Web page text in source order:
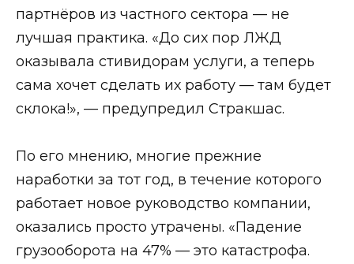
партнёров из частного сектора — не
лучшая практика. «До сих пор ЛЖД
оказывала стивидорам услуги, а теперь
сама хочет сделать их работу — там будет
склока!», — предупредил Стракшас.
По его мнению, многие прежние
наработки за тот год, в течение которого
работает новое руководство компании,
оказались просто утрачены. «Падение
грузооборота на 47% — это катастрофа.